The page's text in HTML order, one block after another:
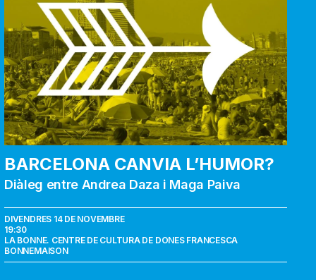
BARCELONA CANVIA L’HUMOR?
Diàleg entre Andrea Daza i Maga Paiva
DIVENDRES 14 DE NOVEMBRE
19:30
LA BONNE. CENTRE DE CULTURA DE DONES FRANCESCA
BONNEMAISON